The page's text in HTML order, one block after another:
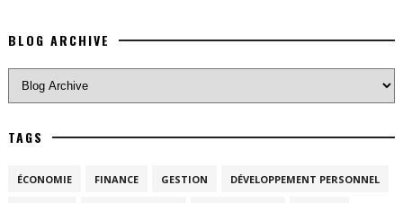
BLOG ARCHIVE
TAGS
ÉCONOMIE FINANCE GESTION DÉVELOPPEMENT PERSONNEL